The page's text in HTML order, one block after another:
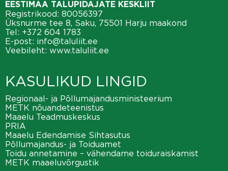
EESTIMAA TALUPIDAJATE KESKLIIT
Registrikood: 80056397
Üksnurme tee 8, Saku, 75501 Harju maakond
Tel: +372 604 1783
E-post: info@taluliit.ee
Veebileht: www.taluliit.ee
KASULIKUD LINGID
Regionaal- ja Põllumajandusministeerium
METK nõuandeteenistus
Maaelu Teadmuskeskus
PRIA
Maaelu Edendamise Sihtasutus
Põllumajandus- ja Toiduamet
Toidu annetamine – vähendame toiduraiskamist
METK maaeluvõrgustik